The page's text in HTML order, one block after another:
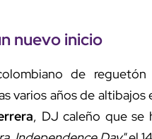
nuevo inicio
de
varios años de
, DJ caleño que se